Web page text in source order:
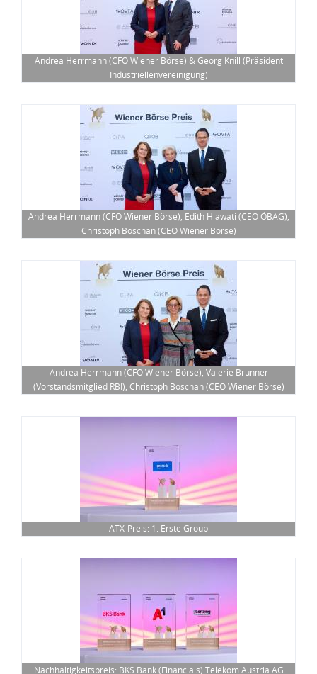
Andrea Herrmann (CFO Wiener Börse) & Georg Knill (Präsident
Industriellenvereinigung)
Andrea Herrmann (CFO Wiener Börse), Edith Hlawati (CEO ÖBAG),
Christoph Boschan (CEO Wiener Börse)
Andrea Herrmann (CFO Wiener Börse), Valerie Brunner
(Vorstandsmitglied RBI), Christoph Boschan (CEO Wiener Börse)
ATX-Preis: 1. Erste Group
Nachhaltigkeitspreis: BKS Bank (Financials) Telekom Austria AG